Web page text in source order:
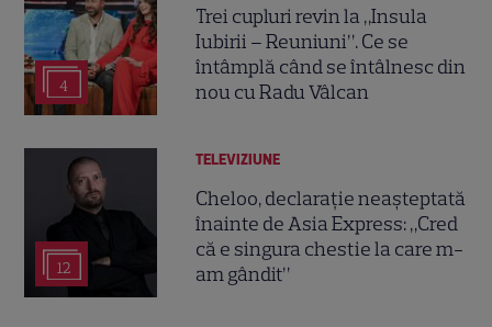
4
Trei cupluri revin la „Insula
Iubirii – Reuniuni”. Ce se
întâmplă când se întâlnesc din
nou cu Radu Vâlcan
12
TELEVIZIUNE
Cheloo, declarație neașteptată
înainte de Asia Express: „Cred
că e singura chestie la care m-
am gândit”